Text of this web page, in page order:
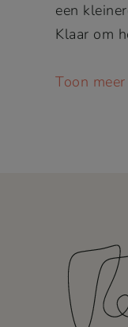
een
Klaar om
Toon